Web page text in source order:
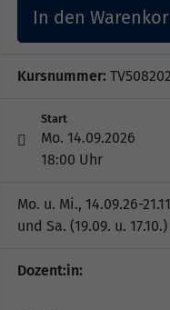
In den
Kursnummer: TV508202
Start
Mo. 14.09.2026
18:00 Uhr
Mo. u. Mi., 14.09.26-
und Sa. (19.09. u.
Dozent:in: